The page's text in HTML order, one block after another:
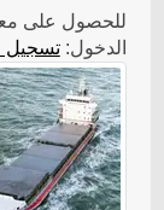
للحصول على
الدخول:تسجيل